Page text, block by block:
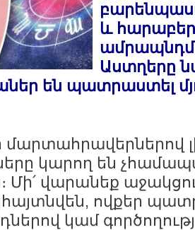
և
Աստղերը
են պատրաստել
մարտահրավերներով
կարող են
Մի՛ վարանեք
ովքեր
կամ